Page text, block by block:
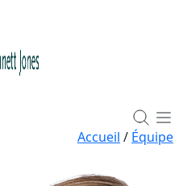
Accueil / Équipe